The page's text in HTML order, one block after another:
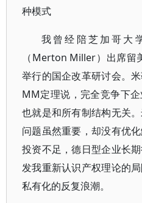
种模式
我曾经陪芝加哥大
（Merton Miller）出席留
举行的国企改革研讨会。
MM定理说，完全竞争下
也就是和所有制结构无关
问题虽然重要，却没有优
投资不足，德日型企业长
发我重新认识产权理论的
私有化的反复浪潮。